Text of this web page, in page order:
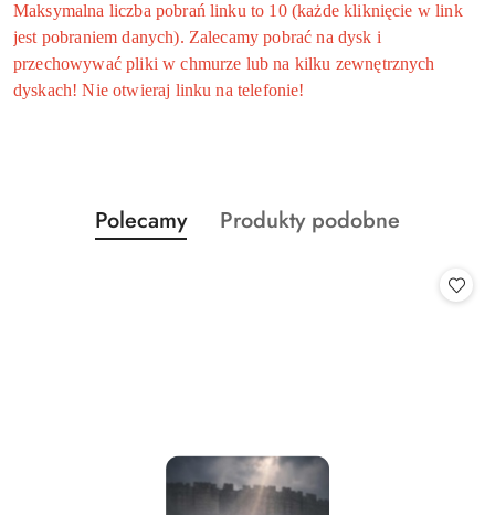
Maksymalna liczba pobrań linku to 10 (każde kliknięcie w link
jest pobraniem danych). Zalecamy pobrać na dysk i
przechowywać pliki w chmurze lub na kilku zewnętrznych
dyskach! Nie otwieraj linku na telefonie!
Pomiń karuzelę produktów
Produkty
o
Polecamy
Produkty
Produkty podobne